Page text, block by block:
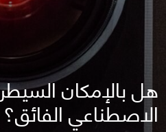
هل بالإمكان
الاصطناعي الفائق؟